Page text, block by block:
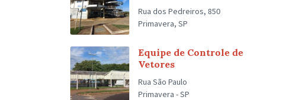
Rua dos Pedreiros, 850
Primavera, SP
Equipe de Controle de
Vetores
Rua São Paulo
Primavera - SP